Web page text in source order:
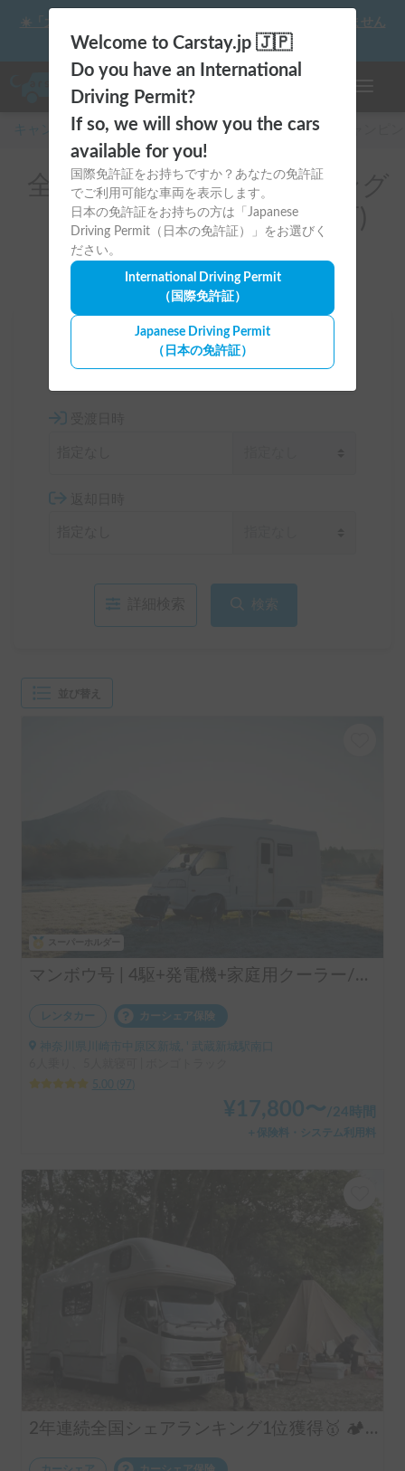
Welcome to Carstay.jp 🇯🇵
Do you have an International
Driving Permit?
If so, we will show you the cars
available for you!
国際免許証をお持ちですか？あなたの免許証
でご利用可能な車両を表示します。
日本の免許証をお持ちの方は「Japanese
Driving Permit（日本の免許証）」をお選びく
ださい。
International Driving Permit
（国際免許証）
Japanese Driving Permit
（日本の免許証）
☀️「大曲の花火」をキャンピングカーで最高の思い出にしません
か？
キャンピングカー・車中泊スポット予約はCarstay
全国のレンタルキャンピング
カー(サーフボード荷積可)
全国
検索
マンボウ号 | 4駆+発電機+家庭用クーラー/レンタル事業者の為、万が一の自損事故の車両保険ついてます
レンタカー カーシェア保険
神奈川県川崎市中原区新城, ' 武蔵新城駅南口
5.00
97
¥ 17,800〜 /24時間
＋保険料・システム利用料
2年連続全国シェアランキング1位獲得🥇 🏕️フル装備のキャンピングカーで快適な家族旅行をお楽しみ下さい😆
カーシェア カーシェア保険